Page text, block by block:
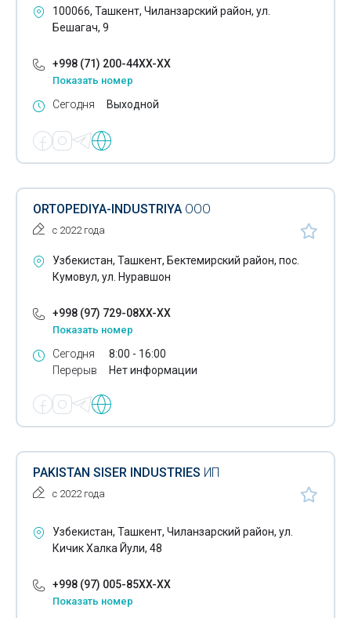
Женские гигиенические прокладки
Зеркала
Золото
Зубочистки
Игрушки
Изделия из искусственного камня
Изделия из латуни
Изделия из тефлона
Инвалидные коляски
Кабельные системы обогрева
Канцелярские товары
100066, Ташкент, Чиланзарский район, ул.
Бешагач, 9
+998 (71) 200-44XX-XX
Показать номер
Сегодня Выходной
ORTOPEDIYA-INDUSTRIYA ООО
с 2022 года
Узбекистан, Ташкент, Бектемирский район, пос.
Кумовул, ул. Нуравшон
+998 (97) 729-08XX-XX
Показать номер
Сегодня
Перерыв
8:00 - 16:00
Нет информации
PAKISTAN SISER INDUSTRIES ИП
с 2022 года
Узбекистан, Ташкент, Чиланзарский район, ул.
Кичик Халка Йули, 48
+998 (97) 005-85XX-XX
Показать номер